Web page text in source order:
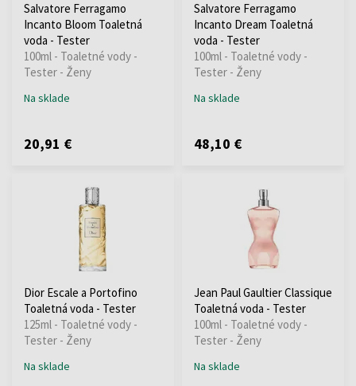
Salvatore Ferragamo
Incanto Bloom Toaletná
voda - Tester
100ml - Toaletné vody -
Tester - Ženy
Na sklade
20,91 €
Salvatore Ferragamo
Incanto Dream Toaletná
voda - Tester
100ml - Toaletné vody -
Tester - Ženy
Na sklade
48,10 €
Dior Escale a Portofino
Toaletná voda - Tester
125ml - Toaletné vody -
Tester - Ženy
Na sklade
Jean Paul Gaultier Classique
Toaletná voda - Tester
100ml - Toaletné vody -
Tester - Ženy
Na sklade